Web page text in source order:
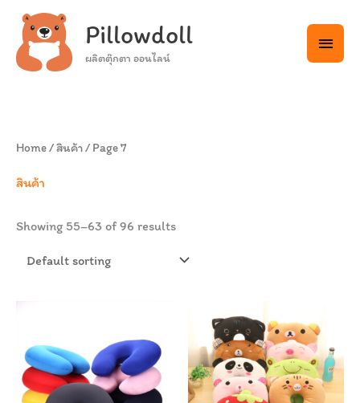
content
Pillowdoll
ผลิตตุ๊กตา ออนไลน์
Menu
Home/สินค้า/ Page 7
สินค้า
Showing 55–63 of 96 results